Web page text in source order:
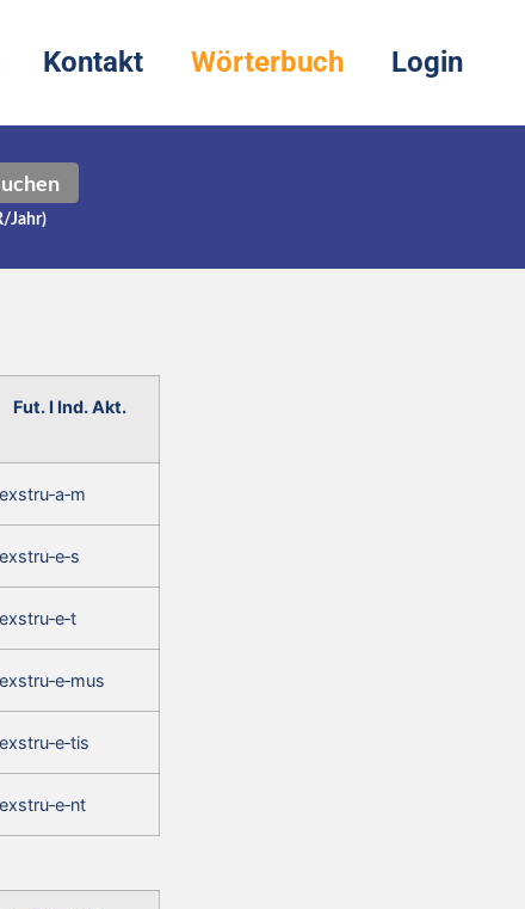
Kontakt Wörterbuch Login
Jahr)
Fut. I Ind. Akt.
exstru‑a‑m
exstru‑e‑s
exstru‑e‑t
exstru‑e‑mus
exstru‑e‑tis
exstru‑e‑nt